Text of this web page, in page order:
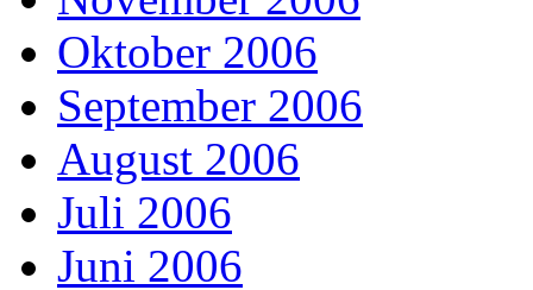
Oktober 2006
September 2006
August 2006
Juli 2006
Juni 2006